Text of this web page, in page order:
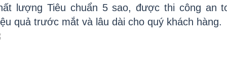
lượng Tiêu chuẩn 5 sao, được thi công an
quả trước mắt và lâu dài cho quý khách hàng.